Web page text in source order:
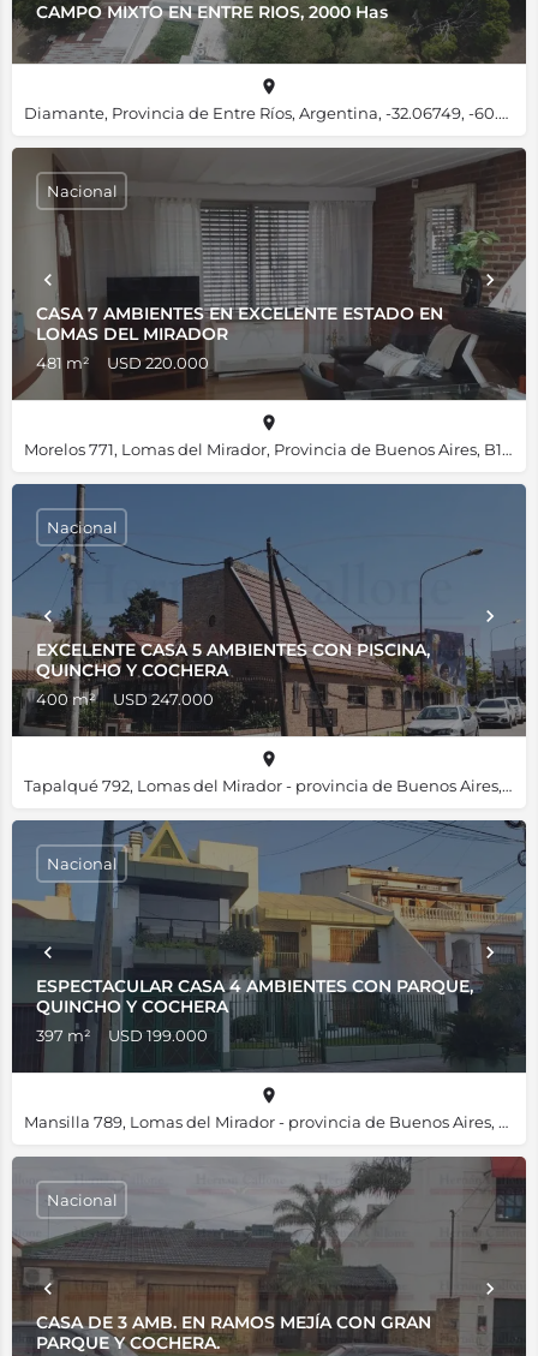
CAMPO MIXTO EN ENTRE RIOS, 2000 Has
Diamante, Provincia de Entre Ríos, Argentina, -32.06749, -60.64230
CASA 7 AMBIENTES EN EXCELENTE ESTADO EN
LOMAS DEL MIRADOR
481 m² USD 220.000
Nacional
Morelos 771, Lomas del Mirador, Provincia de Buenos Aires, B1752, Argentina, -34.65828, -58.53045
EXCELENTE CASA 5 AMBIENTES CON PISCINA,
QUINCHO Y COCHERA
400 m² USD 247.000
Nacional
Tapalqué 792, Lomas del Mirador - provincia de Buenos Aires, B1752, Argentina, -34.66495, -58.52352
ESPECTACULAR CASA 4 AMBIENTES CON PARQUE,
QUINCHO Y COCHERA
397 m² USD 199.000
Nacional
Mansilla 789, Lomas del Mirador - provincia de Buenos Aires, B1752, Argentina, -34.65721, -58.53126
CASA DE 3 AMB. EN RAMOS MEJÍA CON GRAN
PARQUE Y COCHERA.
Nacional